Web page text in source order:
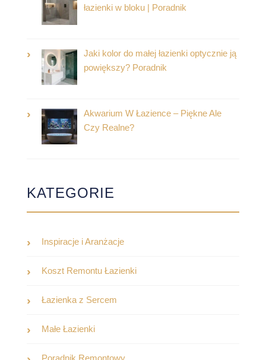
łazienki w bloku | Poradnik
Jaki kolor do małej łazienki optycznie ją
powiększy? Poradnik
Akwarium W Łazience – Piękne Ale
Czy Realne?
KATEGORIE
Inspiracje i Aranżacje
Koszt Remontu Łazienki
Łazienka z Sercem
Małe Łazienki
Poradnik Remontowy